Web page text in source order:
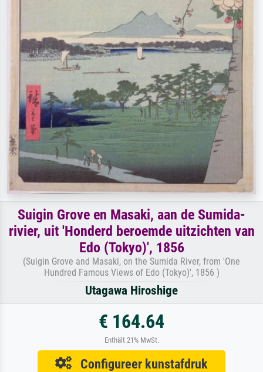
Suigin Grove en Masaki, aan de Sumida-
rivier, uit 'Honderd beroemde uitzichten van
Edo (Tokyo)', 1856
(Suigin Grove and Masaki, on the Sumida River, from 'One
Hundred Famous Views of Edo (Tokyo)', 1856 )
Utagawa Hiroshige
€ 164.64
Enthält 21% MwSt.
Configureer kunstafdruk